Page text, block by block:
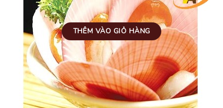
THÊM VÀO GIỎ HÀNG